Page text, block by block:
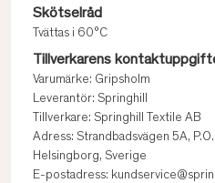
Skötselråd
Tvättas i 60°C
Tillverkarens
Varumärke: Gripsholm
Leverantör: Springhill
Tillverkare: Springhill Textile AB
Adress: Strandbadsvägen 5A,
Helsingborg, Sverige
E-postadress: